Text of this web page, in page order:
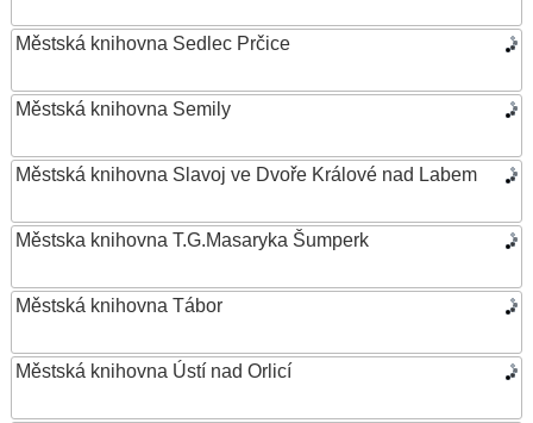
Městská knihovna Sedlec Prčice
Městská knihovna Semily
Městská knihovna Slavoj ve Dvoře Králové nad Labem
Městska knihovna T.G.Masaryka Šumperk
Městská knihovna Tábor
Městská knihovna Ústí nad Orlicí